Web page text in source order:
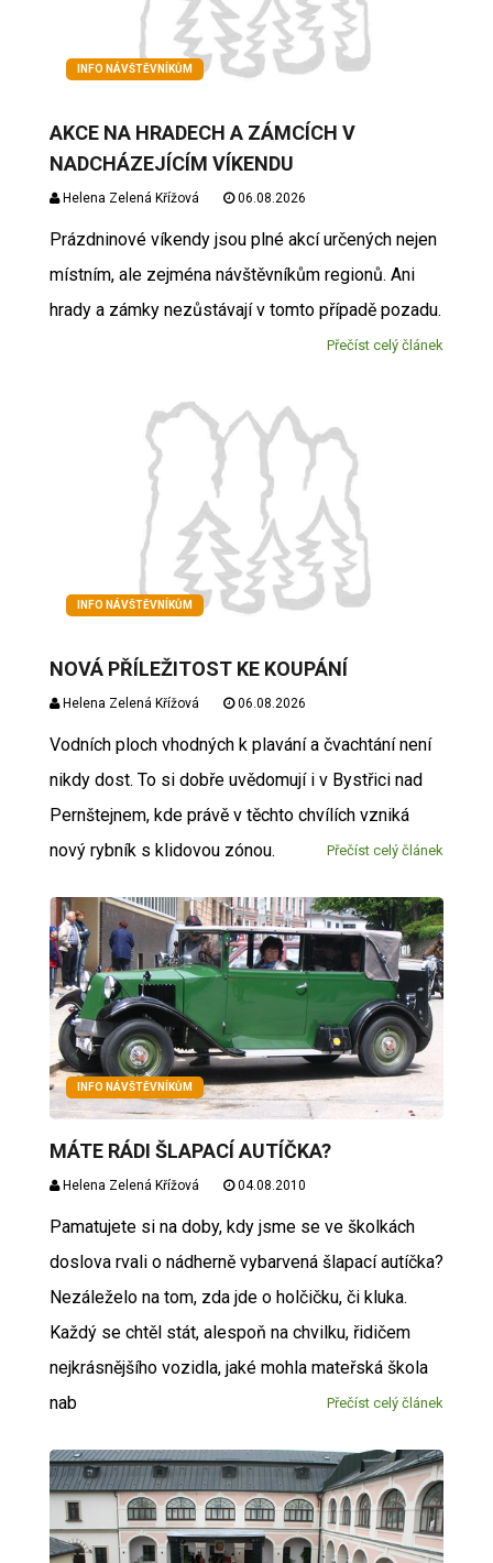
INFO NÁVŠTĚVNÍKŮM
AKCE NA HRADECH A ZÁMCÍCH V
NADCHÁZEJÍCÍM VÍKENDU
Helena Zelená Křížová 06.08.2026
Prázdninové víkendy jsou plné akcí určených nejen
místním, ale zejména návštěvníkům regionů. Ani
hrady a zámky nezůstávají v tomto případě pozadu.
Přečíst celý článek
INFO NÁVŠTĚVNÍKŮM
NOVÁ PŘÍLEŽITOST KE KOUPÁNÍ
Helena Zelená Křížová 06.08.2026
Vodních ploch vhodných k plavání a čvachtání není
nikdy dost. To si dobře uvědomují i v Bystřici nad
Pernštejnem, kde právě v těchto chvílích vzniká
nový rybník s klidovou zónou.
Přečíst celý článek
INFO NÁVŠTĚVNÍKŮM
MÁTE RÁDI ŠLAPACÍ AUTÍČKA?
Helena Zelená Křížová 04.08.2010
Pamatujete si na doby, kdy jsme se ve školkách
doslova rvali o nádherně vybarvená šlapací autíčka?
Nezáleželo na tom, zda jde o holčičku, či kluka.
Každý se chtěl stát, alespoň na chvilku, řidičem
nejkrásnějšího vozidla, jaké mohla mateřská škola
nab
Přečíst celý článek